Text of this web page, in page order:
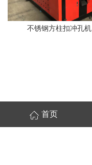
不锈钢方柱扣冲孔机
首页